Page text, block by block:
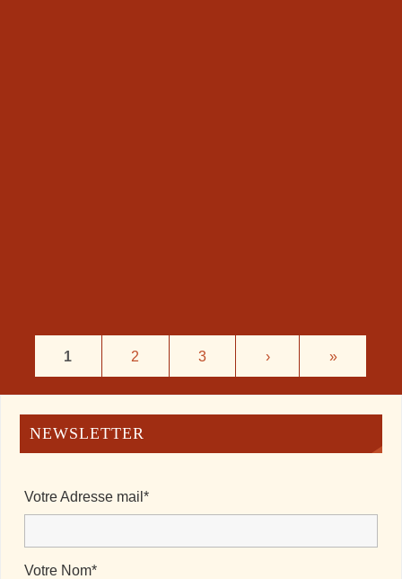
1 2 3 › »
NEWSLETTER
Votre Adresse mail*
Votre Nom*